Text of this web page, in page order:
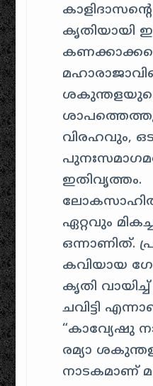
കൃതിയായി
വിരഹവും,
ഇതിവൃത്തം.
ഏറ്റവും
ഒന്നാണിത്.
കവിയായ
കൃതി
ചവിട്ടി
“കാവ്യേഷു
രമ്യാ
നാടകമാണ്